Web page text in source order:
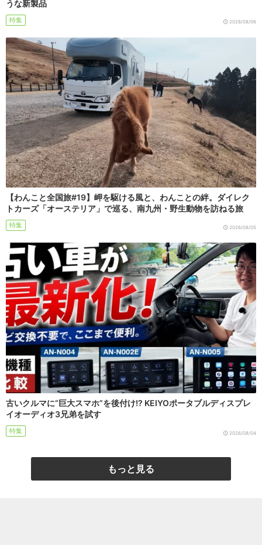
うな新製品
特集 2026/08/06
【わんこと全国旅#19】岬を駆ける風と、わんことの絆。ダイレク
トカーズ「オーステリア」で巡る、南九州・野生動物を訪ねる旅
特集 2026/08/05
古いクルマに“巨大スマホ”を後付け!? KEIYOポータブルディスプレ
イオーディオ3兄弟を試す
特集 2026/08/04
もっと見る